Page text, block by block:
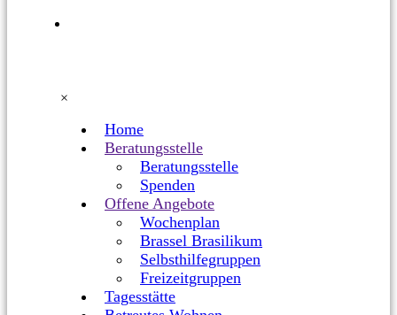
×
Home
Beratungsstelle
Beratungsstelle
Spenden
Offene Angebote
Wochenplan
Brassel Brasilikum
Selbsthilfegruppen
Freizeitgruppen
Tagesstätte